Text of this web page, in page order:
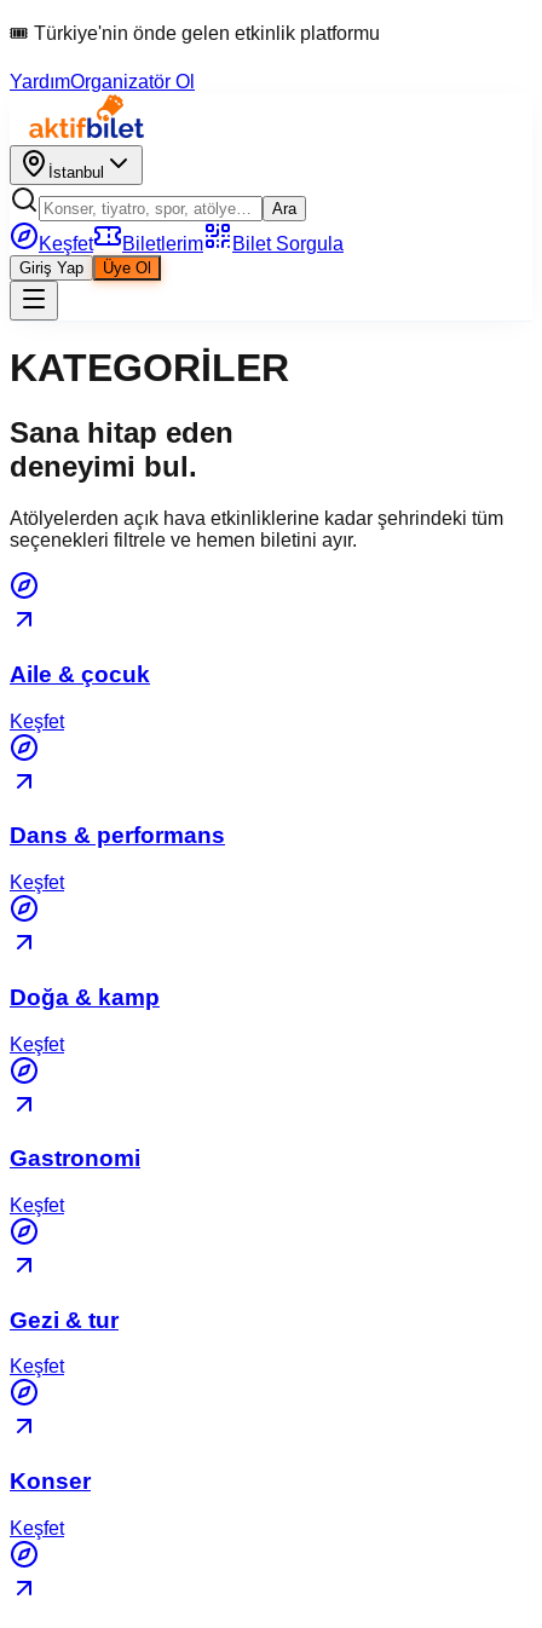
🎟 Türkiye'nin önde gelen etkinlik platformu
YardımOrganizatör Ol
İstanbul
Ara
Keşfet Biletlerim Bilet Sorgula
Giriş Yap Üye Ol
KATEGORİLER
Sana hitap eden
deneyimi bul.
Atölyelerden açık hava etkinliklerine kadar şehrindeki tüm
seçenekleri filtrele ve hemen biletini ayır.
Aile & çocuk
Keşfet
Dans & performans
Keşfet
Doğa & kamp
Keşfet
Gastronomi
Keşfet
Gezi & tur
Keşfet
Konser
Keşfet